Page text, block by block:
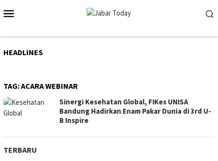
to
HEADLINES
TAG:ACARA WEBINAR
Sinergi Kesehatan Global, FIKes UNISA
Bandung Hadirkan Enam Pakar Dunia di 3rd U-
B Inspire
TERBARU